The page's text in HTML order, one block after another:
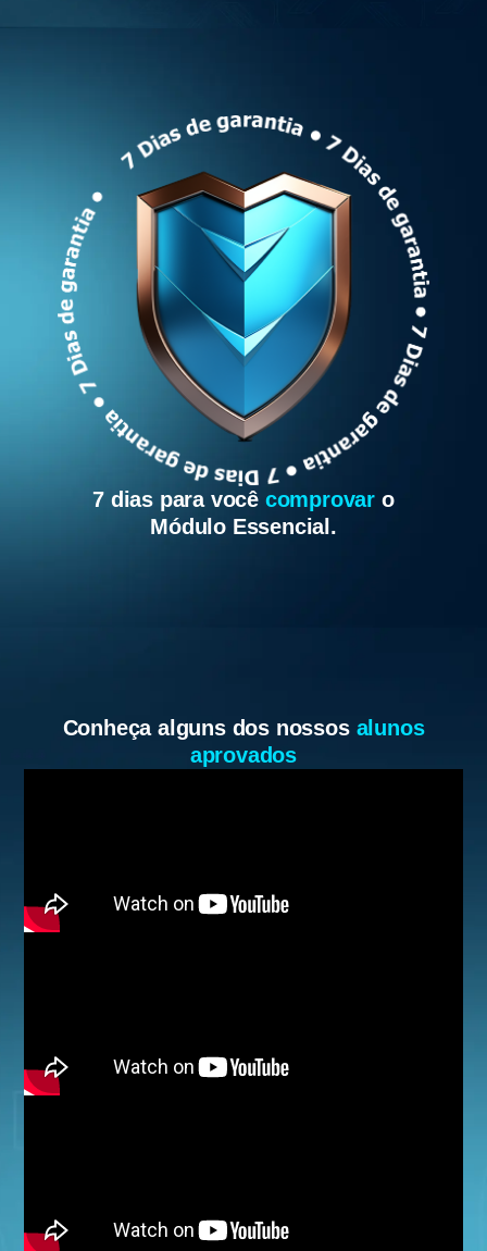
7 dias para você comprovar o
Módulo Essencial.
Conheça alguns dos nossos alunos
aprovados